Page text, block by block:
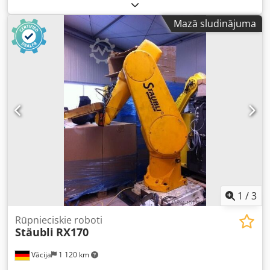
Francija Ražošanas gads: 2012 Vadības sistēma: CS8C-TX60
Asu skaits: 6 Maksimālā celtspēja: 5 kg Nominālā slodze: 2
kg Darbības rādiuss: 920 mm Atkārtojamības precizitāte:
0,03 mm Šūna: ALPROBOTIC MB100 Dcsdpfoqgch Eex
Ahcok
Mazā sludinājuma
1 /3
Vācija 1 120 km
Rūpnieciskie roboti
Stäubli RX170